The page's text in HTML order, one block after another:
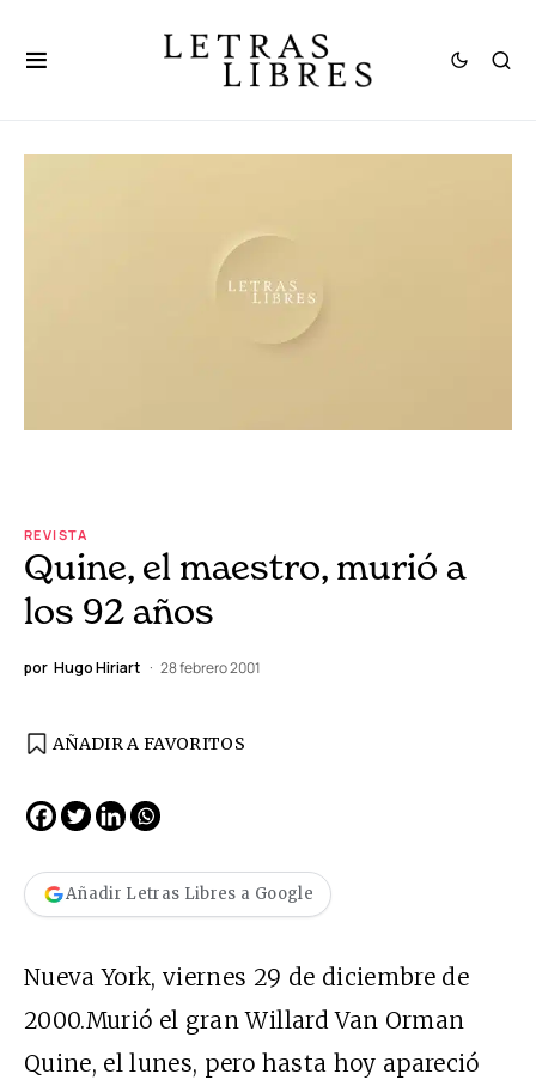
REVISTA
Quine, el maestro, murió a
los 92 años
por Hugo Hiriart 28 febrero 2001
AÑADIR A FAVORITOS
Añadir Letras Libres a Google
Nueva York, viernes 29 de diciembre de
2000.Murió el gran Willard Van Orman
Quine, el lunes, pero hasta hoy apareció